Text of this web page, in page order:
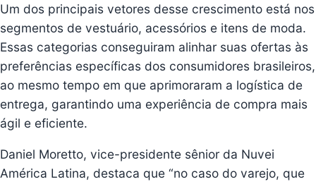
Um dos principais vetores desse crescimento está nos
segmentos de vestuário, acessórios e itens de moda.
Essas categorias conseguiram alinhar suas ofertas às
preferências específicas dos consumidores brasileiros,
ao mesmo tempo em que aprimoraram a logística de
entrega, garantindo uma experiência de compra mais
ágil e eficiente.
Daniel Moretto, vice-presidente sênior da Nuvei
América Latina, destaca que “no caso do varejo, que